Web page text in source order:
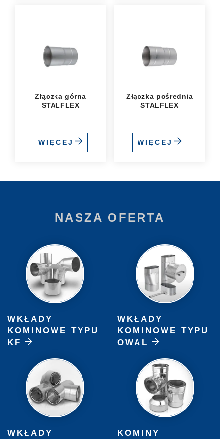
Złączka górna
STALFLEX
WIĘCEJ
Złączka pośrednia
STALFLEX
WIĘCEJ
NASZA OFERTA
WKŁADY
KOMINOWE TYPU
KF
WKŁADY
KOMINOWE TYPU
OWAL
WKŁADY
KOMINY